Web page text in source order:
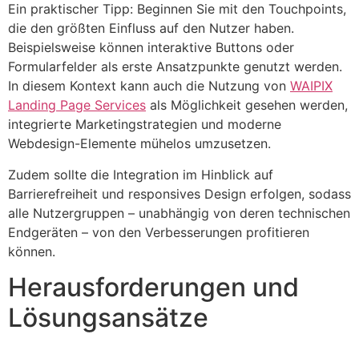
Ein praktischer Tipp: Beginnen Sie mit den Touchpoints,
die den größten Einfluss auf den Nutzer haben.
Beispielsweise können interaktive Buttons oder
Formularfelder als erste Ansatzpunkte genutzt werden.
In diesem Kontext kann auch die Nutzung von WAIPIX
Landing Page Services als Möglichkeit gesehen werden,
integrierte Marketingstrategien und moderne
Webdesign-Elemente mühelos umzusetzen.
Zudem sollte die Integration im Hinblick auf
Barrierefreiheit und responsives Design erfolgen, sodass
alle Nutzergruppen – unabhängig von deren technischen
Endgeräten – von den Verbesserungen profitieren
können.
Herausforderungen und
Lösungsansätze